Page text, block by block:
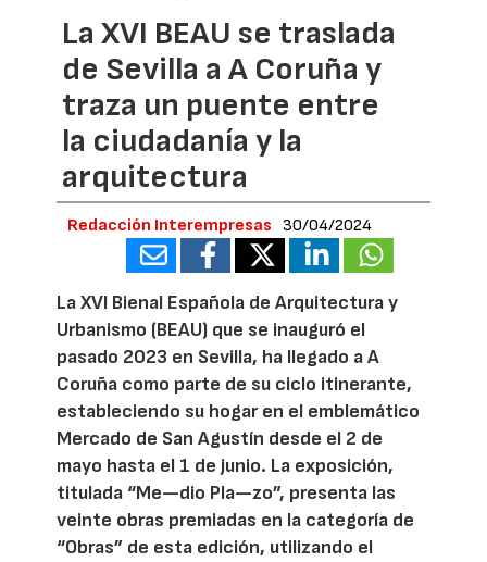
La XVI BEAU se traslada
de Sevilla a A Coruña y
traza un puente entre
la ciudadanía y la
arquitectura
Redacción Interempresas 30/04/2024
La XVI Bienal Española de Arquitectura y
Urbanismo (BEAU) que se inauguró el
pasado 2023 en Sevilla, ha llegado a A
Coruña como parte de su ciclo itinerante,
estableciendo su hogar en el emblemático
Mercado de San Agustín desde el 2 de
mayo hasta el 1 de junio. La exposición,
titulada “Me—dio Pla—zo”, presenta las
veinte obras premiadas en la categoría de
“Obras” de esta edición, utilizando el